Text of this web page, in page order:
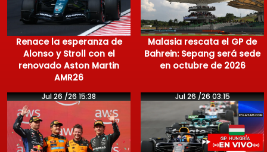
Renace la esperanza de
Alonso y Stroll con el
renovado Aston Martin
AMR26
Malasia rescata el GP de
Bahrein: Sepang será sede
en octubre de 2026
Jul 26 /26 15:38 Jul 26 /26 03:15